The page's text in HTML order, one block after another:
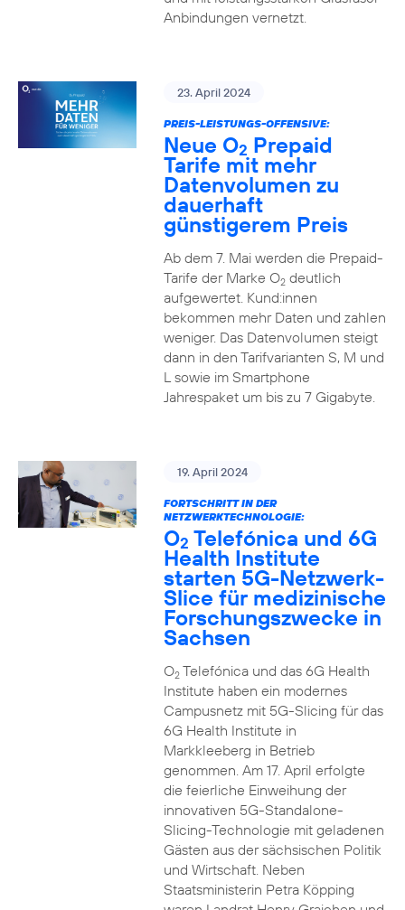
Anbindungen vernetzt.
23. April 2024
PREIS-LEISTUNGS-OFFENSIVE:
Neue O2 Prepaid
Tarife mit mehr
Datenvolumen zu
dauerhaft
günstigerem Preis
Ab dem 7. Mai werden die Prepaid-
Tarife der Marke O2deutlich
aufgewertet. Kund:innen
bekommen mehr Daten und zahlen
weniger. Das Datenvolumen steigt
dann in den Tarifvarianten S, M und
L sowie im Smartphone
Jahrespaket um bis zu 7 Gigabyte.
19. April 2024
FORTSCHRITT IN DER
NETZWERKTECHNOLOGIE:
O2 Telefónica und 6G
Health Institute
starten 5G-Netzwerk-
Slice für medizinische
Forschungszwecke in
Sachsen
O2Telefónica und das 6G Health
Institute haben ein modernes
Campusnetz mit 5G-Slicing für das
6G Health Institute in
Markkleeberg in Betrieb
genommen. Am 17. April erfolgte
die feierliche Einweihung der
innovativen 5G-Standalone-
Slicing-Technologie mit geladenen
Gästen aus der sächsischen Politik
und Wirtschaft. Neben
Staatsministerin Petra Köpping